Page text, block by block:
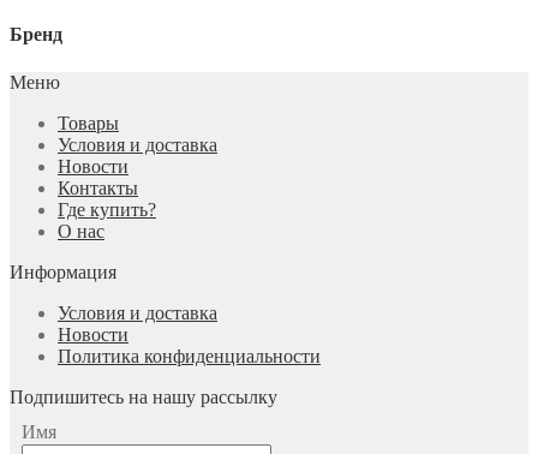
Бренд
Меню
Товары
Условия и доставка
Новости
Контакты
Где купить?
О нас
Информация
Условия и доставка
Новости
Политика конфиденциальности
Подпишитесь на нашу рассылку
Имя